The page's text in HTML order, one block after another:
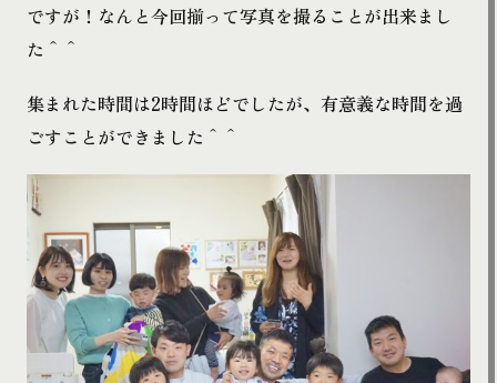
ですが！なんと今回揃って写真を撮ることが出来まし
た＾＾
集まれた時間は2時間ほどでしたが、有意義な時間を過
ごすことができました ＾＾